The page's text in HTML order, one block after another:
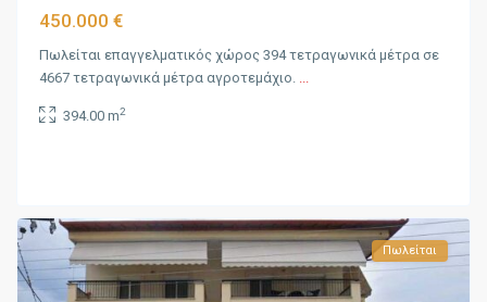
450.000 €
Πωλείται επαγγελματικός χώρος 394 τετραγωνικά μέτρα σε
4667 τετραγωνικά μέτρα αγροτεμάχιο.
394.00 m2
Πωλείται